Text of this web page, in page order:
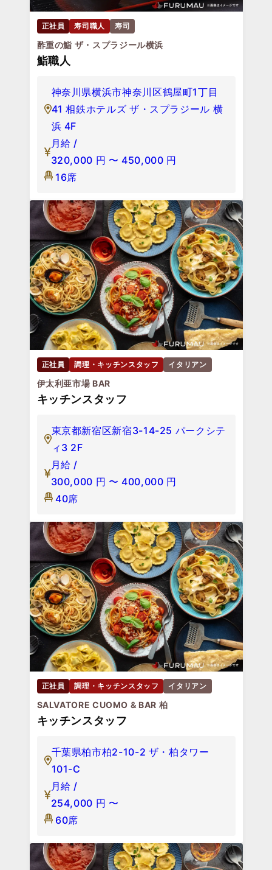
正社員 寿司職人 寿司
酢重の鮨 ザ・スプラジール横浜
鮨職人
神奈川県横浜市神奈川区鶴屋町1丁目
41 相鉄ホテルズ ザ・スプラジール 横
浜 4F
月給 /
320,000 円 〜 450,000 円
16席
正社員 調理・キッチンスタッフ イタリアン
伊太利亜市場 BAR
キッチンスタッフ
東京都新宿区新宿3-14-25 パークシテ
ィ3 2F
月給 /
300,000 円 〜 400,000 円
40席
正社員 調理・キッチンスタッフ イタリアン
SALVATORE CUOMO & BAR 柏
キッチンスタッフ
千葉県柏市柏2-10-2 ザ・柏タワー
101-C
月給 /
254,000 円 〜
60席